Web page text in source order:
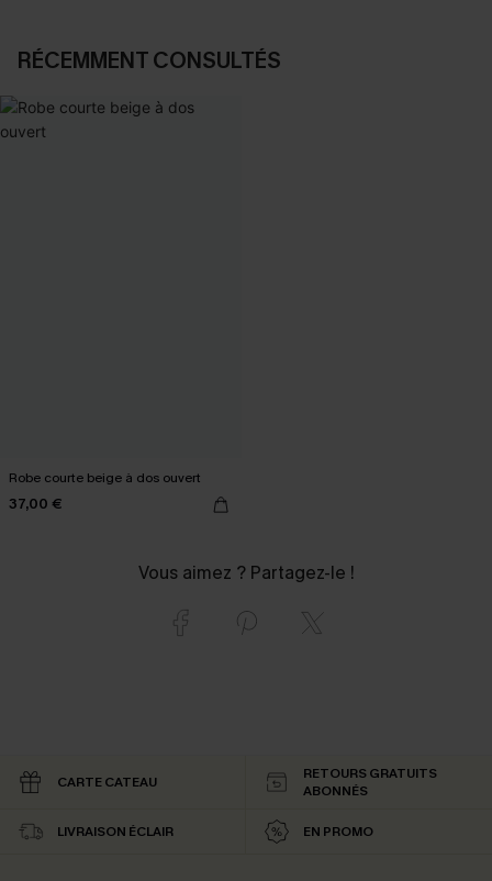
RÉCEMMENT CONSULTÉS
Robe courte beige à dos ouvert
37,00 €
Vous aimez ? Partagez-le !
CARTE CATEAU
RETOURS GRATUITS
ABONNÉS
LIVRAISON ÉCLAIR EN PROMO